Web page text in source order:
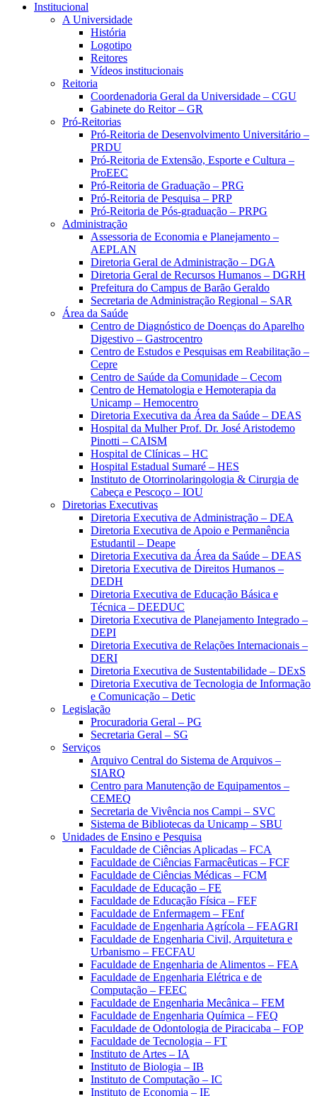
Institucional
A Universidade
História
Logotipo
Reitores
Vídeos institucionais
Reitoria
Coordenadoria Geral da Universidade – CGU
Gabinete do Reitor – GR
Pró-Reitorias
Pró-Reitoria de Desenvolvimento Universitário –
PRDU
Pró-Reitoria de Extensão, Esporte e Cultura –
ProEEC
Pró-Reitoria de Graduação – PRG
Pró-Reitoria de Pesquisa – PRP
Pró-Reitoria de Pós-graduação – PRPG
Administração
Assessoria de Economia e Planejamento –
AEPLAN
Diretoria Geral de Administração – DGA
Diretoria Geral de Recursos Humanos – DGRH
Prefeitura do Campus de Barão Geraldo
Secretaria de Administração Regional – SAR
Área da Saúde
Centro de Diagnóstico de Doenças do Aparelho
Digestivo – Gastrocentro
Centro de Estudos e Pesquisas em Reabilitação –
Cepre
Centro de Saúde da Comunidade – Cecom
Centro de Hematologia e Hemoterapia da
Unicamp – Hemocentro
Diretoria Executiva da Área da Saúde – DEAS
Hospital da Mulher Prof. Dr. José Aristodemo
Pinotti – CAISM
Hospital de Clínicas – HC
Hospital Estadual Sumaré – HES
Instituto de Otorrinolaringologia & Cirurgia de
Cabeça e Pescoço – IOU
Diretorias Executivas
Diretoria Executiva de Administração – DEA
Diretoria Executiva de Apoio e Permanência
Estudantil – Deape
Diretoria Executiva da Área da Saúde – DEAS
Diretoria Executiva de Direitos Humanos –
DEDH
Diretoria Executiva de Educação Básica e
Técnica – DEEDUC
Diretoria Executiva de Planejamento Integrado –
DEPI
Diretoria Executiva de Relações Internacionais –
DERI
Diretoria Executiva de Sustentabilidade – DExS
Diretoria Executiva de Tecnologia de Informação
e Comunicação – Detic
Legislação
Procuradoria Geral – PG
Secretaria Geral – SG
Serviços
Arquivo Central do Sistema de Arquivos –
SIARQ
Centro para Manutenção de Equipamentos –
CEMEQ
Secretaria de Vivência nos Campi – SVC
Sistema de Bibliotecas da Unicamp – SBU
Unidades de Ensino e Pesquisa
Faculdade de Ciências Aplicadas – FCA
Faculdade de Ciências Farmacêuticas – FCF
Faculdade de Ciências Médicas – FCM
Faculdade de Educação – FE
Faculdade de Educação Física – FEF
Faculdade de Enfermagem – FEnf
Faculdade de Engenharia Agrícola – FEAGRI
Faculdade de Engenharia Civil, Arquitetura e
Urbanismo – FECFAU
Faculdade de Engenharia de Alimentos – FEA
Faculdade de Engenharia Elétrica e de
Computação – FEEC
Faculdade de Engenharia Mecânica – FEM
Faculdade de Engenharia Química – FEQ
Faculdade de Odontologia de Piracicaba – FOP
Faculdade de Tecnologia – FT
Instituto de Artes – IA
Instituto de Biologia – IB
Instituto de Computação – IC
Instituto de Economia – IE